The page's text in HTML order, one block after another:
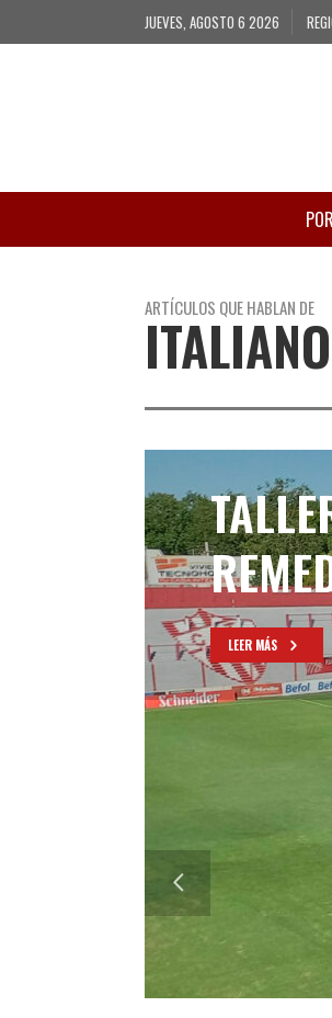
JUEVES, AGOSTO 6 2026
ARTÍCULOS QUE HABLAN DE
ITALIANO
LEER MÁS